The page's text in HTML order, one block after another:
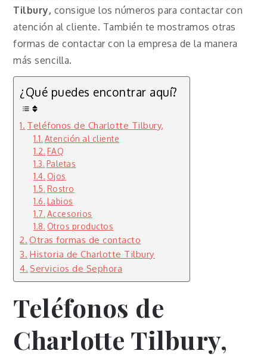
Tilbury, consigue los números para contactar con
atención al cliente. También te mostramos otras
formas de contactar con la empresa de la manera
más sencilla.
¿Qué puedes encontrar aquí?
Teléfonos de Charlotte Tilbury,
Atención al cliente
FAQ
Paletas
Ojos
Rostro
Labios
Accesorios
Otros productos
Otras formas de contacto
Historia de Charlotte Tilbury
Servicios de Sephora
Teléfonos de
Charlotte Tilbury,